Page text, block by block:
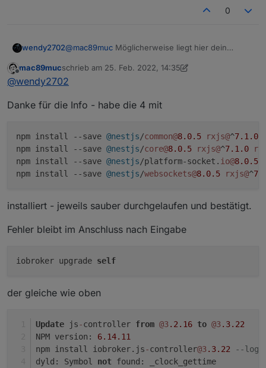
0
wendy2702@mac89muc Möglicherweise liegt hier dein
Offline
mac89mucschrieb am 25. Feb. 2022, 14:35
zuletzt editiert von mac89muc
@wendy2702
Danke für die Info - habe die 4 mit
npm install --save @nestjs/common@8.0.5 rxjs@^7.1 .0
npm install --save @nestjs/core@8.0.5 rxjs@^7.1 .0
npm install --save @nestjs/platform-socket. io@8.0.5
npm install --save @nestjs/websockets@8.0.5 rxjs@^
installiert - jeweils sauber durchgelaufen und bestätigt.
Fehler bleibt im Anschluss nach Eingabe
iobroker upgrade self
der gleiche wie oben
Update js-controller from @3 .2 .16 to @3 .3.22
NPM version: 6.14.11
npm install iobroker.js-controller@3 .3.22
--
dyld: Symbol not found: _clock_gettime